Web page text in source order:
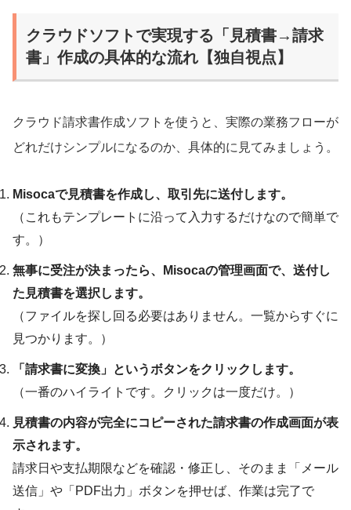
クラウドソフトで実現する「見積書→請求
書」作成の具体的な流れ【独自視点】
クラウド請求書作成ソフトを使うと、実際の業務フローが
どれだけシンプルになるのか、具体的に見てみましょう。
Misocaで見積書を作成し、取引先に送付します。
（これもテンプレートに沿って入力するだけなので簡単で
す。）
無事に受注が決まったら、Misocaの管理画面で、送付し
た見積書を選択します。
（ファイルを探し回る必要はありません。一覧からすぐに
見つかります。）
「請求書に変換」というボタンをクリックします。
（一番のハイライトです。クリックは一度だけ。）
見積書の内容が完全にコピーされた請求書の作成画面が表
示されます。
請求日や支払期限などを確認・修正し、そのまま「メール
送信」や「PDF出力」ボタンを押せば、作業は完了で